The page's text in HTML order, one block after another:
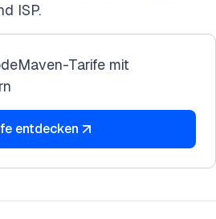
ISP.
Tarife mit
entdecken